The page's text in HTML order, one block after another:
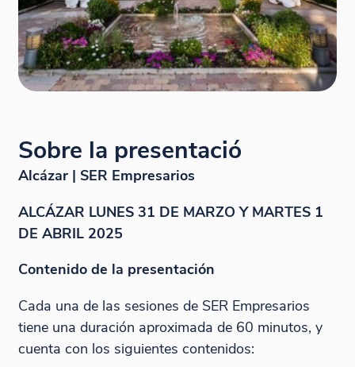
Sobre la presentació
Alcázar | SER Empresarios
ALCÁZAR LUNES 31 DE MARZO Y MARTES 1
DE ABRIL 2025
Contenido de la presentación
Cada una de las sesiones de SER Empresarios
tiene una duración aproximada de 60 minutos, y
cuenta con los siguientes contenidos: